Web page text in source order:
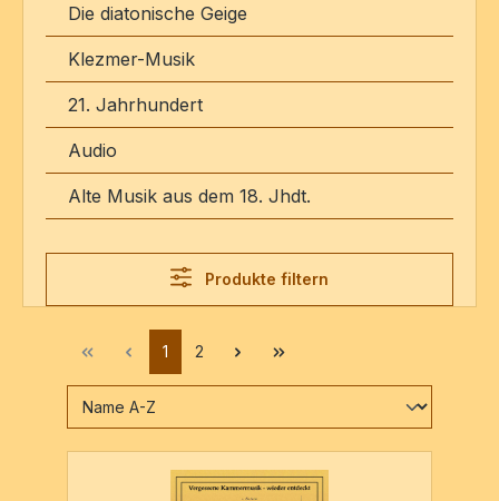
Die diatonische Geige
Klezmer-Musik
21. Jahrhundert
Audio
Alte Musik aus dem 18. Jhdt.
Produkte filtern
1 2